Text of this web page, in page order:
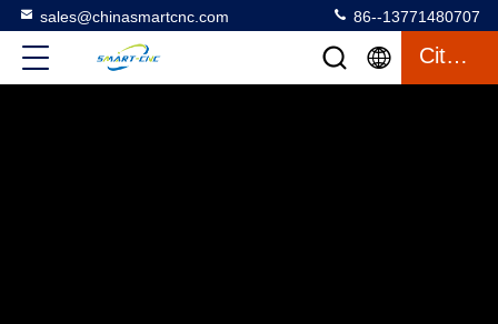
sales@chinasmartcnc.com 86--13771480707
Citation